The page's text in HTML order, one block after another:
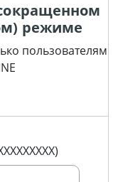
режиме
пользователям